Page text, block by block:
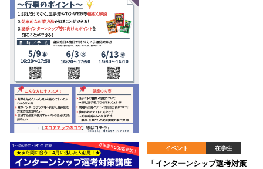
イベント 在学生
「インターンシップ選考対策